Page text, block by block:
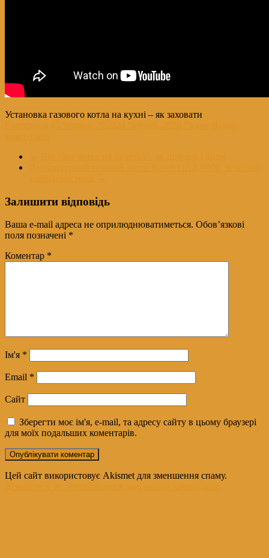
Установка газового котла на кухні – як заховати
Залишити відповідь
Ваша e-mail адреса не оприлюднюватиметься. Обов’язкові
поля позначені *
Коментар *
Ім'я *
Email *
Сайт
Зберегти моє ім'я, e-mail, та адресу сайту в цьому браузері
для моїх подальших коментарів.
Цей сайт використовує Akismet для зменшення спаму.